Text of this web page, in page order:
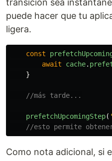
transición sea
puede hacer que tu
ligera.
const
await
cache.
}
//más tarde...
prefetchUpcomingStep( '
//esto permite
Como nota adicional, si